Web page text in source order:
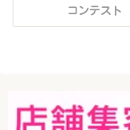
コンテスト